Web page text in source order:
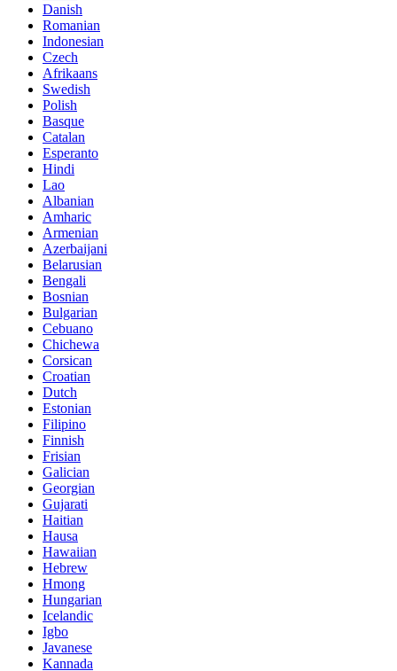
Danish
Romanian
Indonesian
Czech
Afrikaans
Swedish
Polish
Basque
Catalan
Esperanto
Hindi
Lao
Albanian
Amharic
Armenian
Azerbaijani
Belarusian
Bengali
Bosnian
Bulgarian
Cebuano
Chichewa
Corsican
Croatian
Dutch
Estonian
Filipino
Finnish
Frisian
Galician
Georgian
Gujarati
Haitian
Hausa
Hawaiian
Hebrew
Hmong
Hungarian
Icelandic
Igbo
Javanese
Kannada